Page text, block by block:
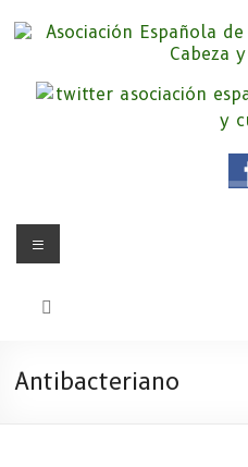
Asociación
Pacientes de
Somos la Asociación Española
cuello «APC», una asociación
Menú
Antibacteriano